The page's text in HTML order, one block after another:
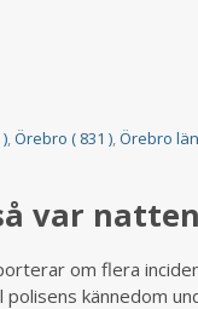
,Örebro ( 831 ),Örebro
var
om flera
kännedom